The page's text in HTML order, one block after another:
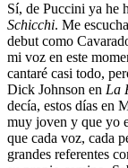
Sí, de Puccini ya he
Schicchi. Me
debut como
mi voz en este
cantaré casi todo,
Dick Johnson en La
decía, estos días en
muy joven y que yo
que cada voz, cada
grandes referentes